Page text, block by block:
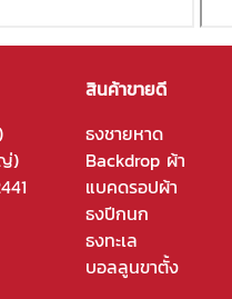
)
สินค้าขายดี
ธงชายหาด
Backdrop ผ้า
แบคดรอปผ้า
ธงปีกนก
ธงทะเล
บอลลูนขาตั้ง